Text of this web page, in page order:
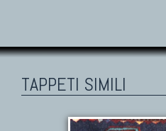
TAPPETI SIMILI